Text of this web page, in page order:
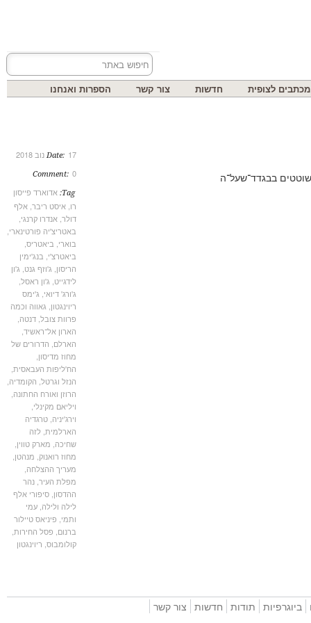
לצופית חדשות צור קשר הספרות ואנחנו
Date:
Comment:
אדוארד פייסון
איסט ריבר,אלף
דולר,אנדרו קרנגי,
באטריצ'יה פורטינארי,
בוארי,ביאטריס,
ביאטרצ'י,בנג'ימין
הריסון,ג'וזף גנט,ג'ון
לידגייט,ג'ון ראסל,
ג'ורג' דיואי,ג'ימס
ריוינגטון,גאווה וכמה
פרוות צובל,דנטה,
הארון אל־ראשיד,
הארלם,הדרורים של
מחוז מדיסון,
הח'ליפות העבאסית,
הנזל וגרטל,הקומדיה,
הרוזן ואורח החתונה,
ויליאם מקינלי,
וירג'יניה,טרגדיה
הארלמית,לזה
שחיכה,מארק טווין,
מחוז רואנוק,מנהטן,
מעריך ההצלחה,
מפלת העיר,נהר
ההדסון,סיפורי אלף
לילה ולילה,עמי
ותמי,פיניאס טיילור
ברנום,פסל החירות,
קולומבוס,ריוינגטון
בבגדד־שעל־ה
תודות חדשות צור קשר